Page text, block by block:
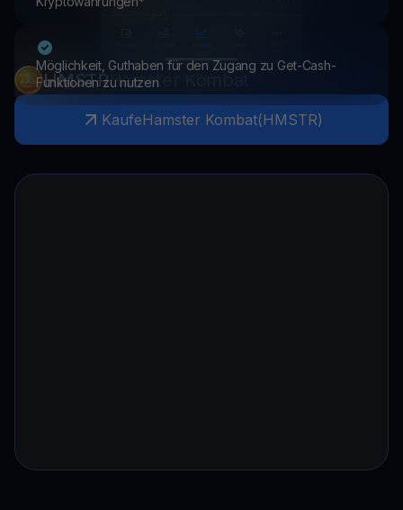
Möglichkeit, Guthaben für den Zugang zu Get-Cash-
Funktionen zu nutzen
HMSTRHamster Kombat
KaufeHamster Kombat(HMSTR)